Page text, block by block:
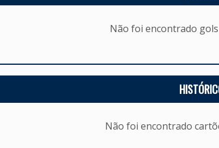
Não foi encontrado
Não foi encontrado